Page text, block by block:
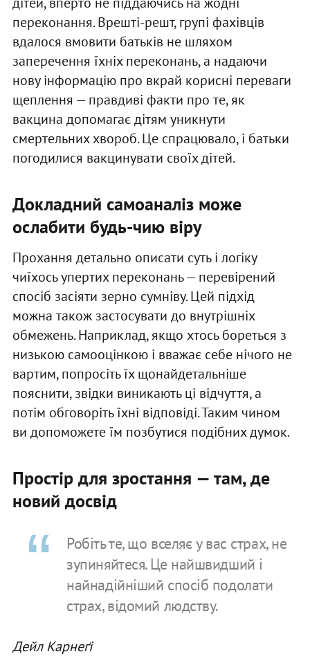
переконання. Врешті-решт, групі фахівців
вдалося вмовити батьків не шляхом
заперечення їхніх переконань, а надаючи
нову інформацію про вкрай корисні переваги
щеплення — правдиві факти про те, як
вакцина допомагає дітям уникнути
смертельних хвороб. Це спрацювало, і батьки
погодилися вакцинувати своїх дітей.
Докладний самоаналіз може
ослабити будь-чию віру
Прохання детально описати суть і логіку
чиїхось упертих переконань — перевірений
спосіб засіяти зерно сумніву. Цей підхід
можна також застосувати до внутрішніх
обмежень. Наприклад, якщо хтось бореться з
низькою самооцінкою і вважає себе нічого не
вартим, попросіть їх щонайдетальніше
пояснити, звідки виникають ці відчуття, а
потім обговоріть їхні відповіді. Таким чином
ви допоможете їм позбутися подібних думок.
Простір для зростання — там, де
новий досвід
Робіть те, що вселяє у вас страх, не
зупиняйтеся. Це найшвидший і
найнадійніший спосіб подолати
страх, відомий людству.
Дейл Карнеґі